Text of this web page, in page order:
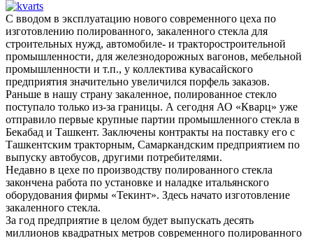
С вводом в эксплуатацию нового современного цеха по
изготовлению полированного, закаленного стекла для
строительных нужд, автомобиле- и тракторостроительной
промышленности, для железнодорожных вагонов, мебельной
промышленности и т.п., у коллектива кувасайского
предприятия значительно увеличился порфель заказов.
Раньше в нашу страну закаленное, полированное стекло
поступало только из-за границы. А сегодня АО «Кварц» уже
отправило первые крупные партии промышленного стекла в
Бекабад и Ташкент. Заключены контракты на поставку его с
Ташкентским тракторным, Самаркандским предприятием по
выпуску автобусов, другими потребителями.
Недавно в цехе по производству полированного стекла
закончена работа по установке и наладке итальянского
оборудования фирмы «Текинт». Здесь начато изготовление
закаленного стекла.
За год предприятие в целом будет выпускать десять
миллионов квадратных метров современного полированного